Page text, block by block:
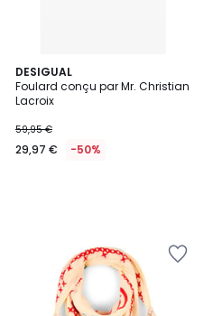
DESIGUAL
Foulard conçu par Mr. Christian
Lacroix
59,95 €
29,97 € -50%